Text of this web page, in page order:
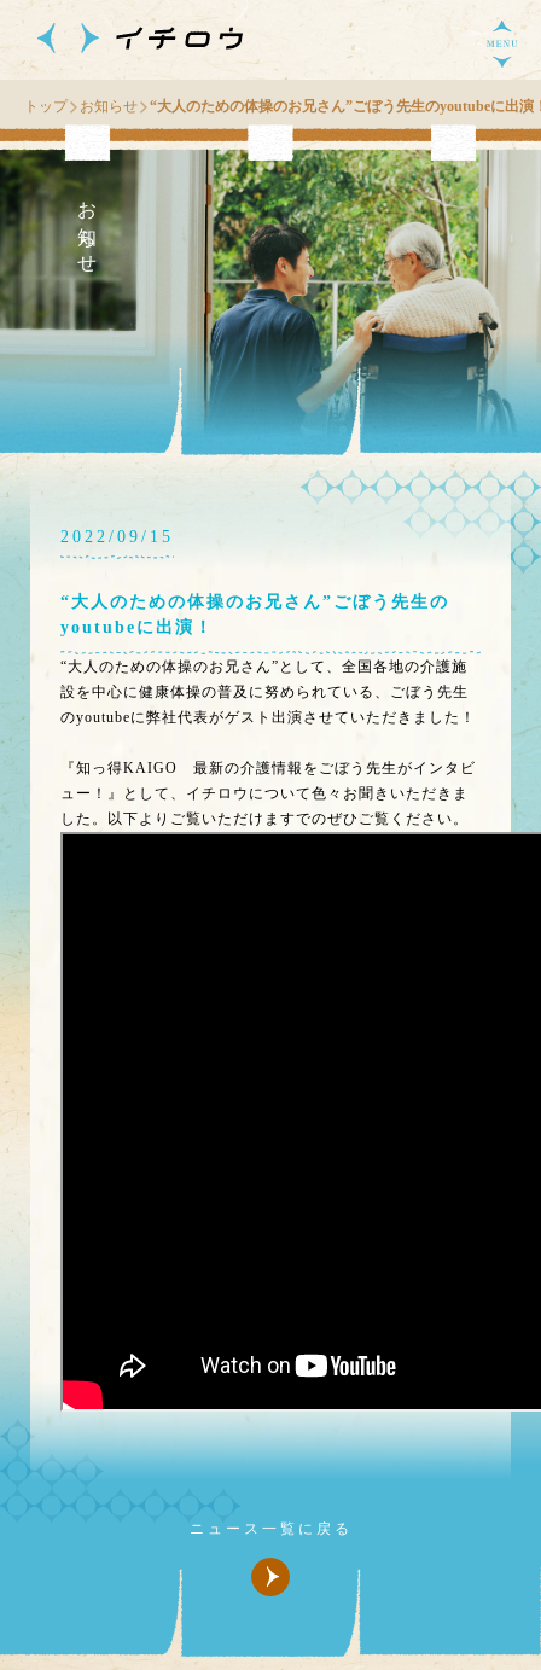
トップ お知らせ “大人のための体操のお兄さん”ごぼう先生のyoutubeに出演
お知らせ
2022/09/15
“大人のための体操のお兄さん”ごぼう先生の
youtubeに出演！
“大人のための体操のお兄さん”として、全国各地の介護施
設を中心に健康体操の普及に努められている、ごぼう先生
のyoutubeに弊社代表がゲスト出演させていただきました！
『知っ得KAIGO 最新の介護情報をごぼう先生がインタビ
ュー！』として、イチロウについて色々お聞きいただきま
した。以下よりご覧いただけますでのぜひご覧ください。
ニュース一覧に戻る